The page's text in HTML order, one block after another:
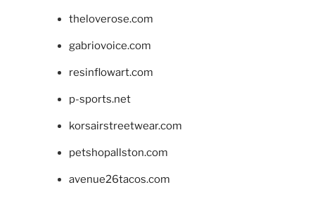
theloverose.com
gabriovoice.com
resinflowart.com
p-sports.net
korsairstreetwear.com
petshopallston.com
avenue26tacos.com